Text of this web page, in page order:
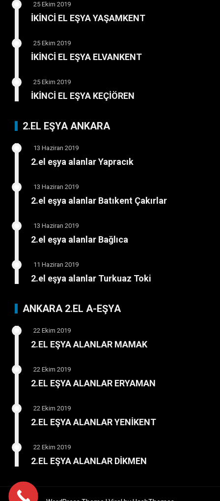
25 Ekim 2019
İKİNCİ EL EŞYA YAŞAMKENT
25 Ekim 2019
İKİNCİ EL EŞYA ELVANKENT
25 Ekim 2019
İKİNCİ EL EŞYA KEÇİÖREN
2.EL EŞYA ANKARA
13 Haziran 2019
2.el eşya alanlar Yapracık
13 Haziran 2019
2.el eşya alanlar Batıkent Çakırlar
13 Haziran 2019
2.el eşya alanlar Bağlıca
11 Haziran 2019
2.el eşya alanlar Turkuaz Toki
ANKARA 2.EL A-EŞYA
22 Ekim 2019
2.EL EŞYA ALANLAR MAMAK
22 Ekim 2019
2.EL EŞYA ALANLAR ERYAMAN
22 Ekim 2019
2.EL EŞYA ALANLAR YENİKENT
22 Ekim 2019
2.EL EŞYA ALANLAR DİKMEN